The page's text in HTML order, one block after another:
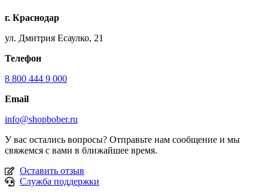
г. Краснодар
ул. Дмитрия Есаулко, 21
Телефон
8 800 444 9 000
Email
info@shopbober.ru
У вас остались вопросы? Отправьте нам сообщение и мы
свяжемся с вами в ближайшее время.
Оставить отзыв
Служба поддержки